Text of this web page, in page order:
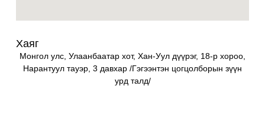
Монгол улс, Улаанбаатар хот, Хан-Уул дүүрэг, 18-р хороо,
Нарантуул тауэр, 3 давхар /Гэгээнтэн цогцолборын зүүн
урд талд/
Хаяг